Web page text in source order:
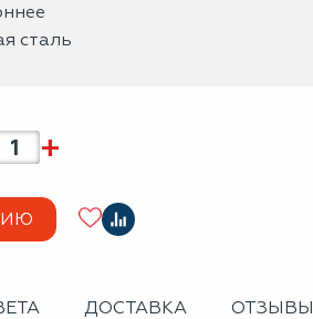
сталь
+
ДОСТАВКА ОТЗЫВЫ